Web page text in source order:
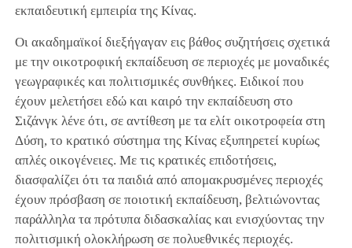
εκπαιδευτική εμπειρία της Κίνας.
Οι ακαδημαϊκοί διεξήγαγαν εις βάθος συζητήσεις σχετικά
με την οικοτροφική εκπαίδευση σε περιοχές με μοναδικές
γεωγραφικές και πολιτισμικές συνθήκες. Ειδικοί που
έχουν μελετήσει εδώ και καιρό την εκπαίδευση στο
Σιζάνγκ λένε ότι, σε αντίθεση με τα ελίτ οικοτροφεία στη
Δύση, το κρατικό σύστημα της Κίνας εξυπηρετεί κυρίως
απλές οικογένειες. Με τις κρατικές επιδοτήσεις,
διασφαλίζει ότι τα παιδιά από απομακρυσμένες περιοχές
έχουν πρόσβαση σε ποιοτική εκπαίδευση, βελτιώνοντας
παράλληλα τα πρότυπα διδασκαλίας και ενισχύοντας την
πολιτισμική ολοκλήρωση σε πολυεθνικές περιοχές.